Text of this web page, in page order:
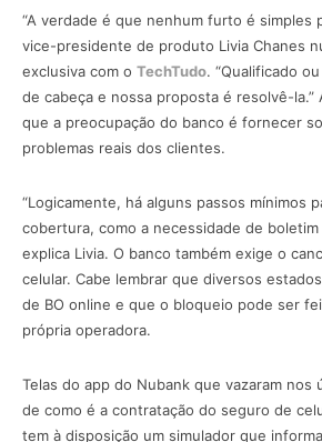
“A verdade é que nenhum furto é simples
vice-presidente de produto Livia Chanes
exclusiva com o TechTudo. “Qualificado
de cabeça e nossa proposta é resolvê-la.”
que a preocupação do banco é fornecer
problemas reais dos clientes.
“Logicamente, há alguns passos mínimos
cobertura, como a necessidade de boletim
explica Livia. O banco também exige o
celular. Cabe lembrar que diversos
de BO online e que o bloqueio pode ser
própria operadora.
Telas do app do Nubank que vazaram nos
de como é a contratação do seguro de
tem à disposição um simulador que